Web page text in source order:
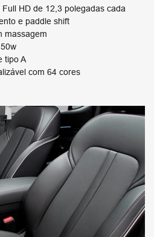
HD de 12,3 polegadas cada
e paddle shift
massagem​
tipo A​
com 64 cores